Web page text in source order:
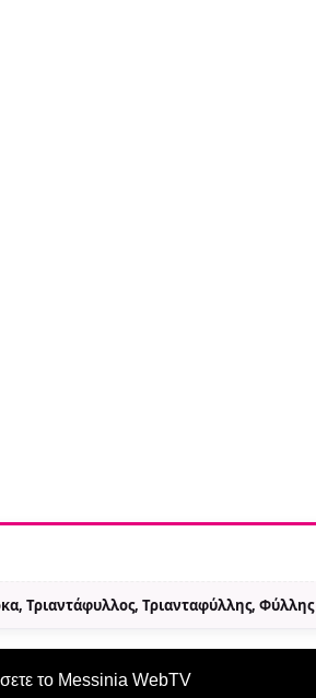
Τριαντάφυλλος, Τριανταφύλλης, Φύλλης
το Messinia WebTV